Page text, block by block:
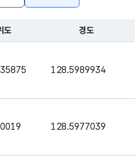
도 경도
128.5989934
128.5977039